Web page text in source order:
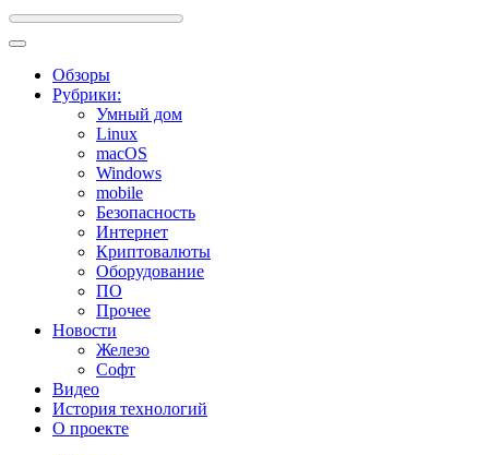
Обзоры
Рубрики:
Умный дом
Linux
macOS
Windows
mobile
Безопасность
Интернет
Криптовалюты
Оборудование
ПО
Прочее
Новости
Железо
Софт
Видео
История технологий
О проекте